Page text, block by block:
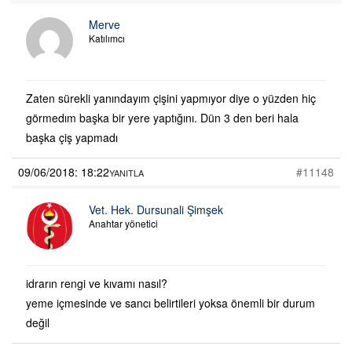
Merve
Katılımcı
Zaten sürekli yanındayım çişini yapmıyor diye o yüzden hiç
görmedım başka bir yere yaptığını. Dün 3 den beri hala
başka çiş yapmadı
09/06/2018: 18:22 #11148
YANITLA
Vet. Hek. Dursunali Şimşek
Anahtar yönetici
idrarın rengi ve kıvamı nasıl?
yeme içmesinde ve sancı belirtileri yoksa önemli bir durum
değil